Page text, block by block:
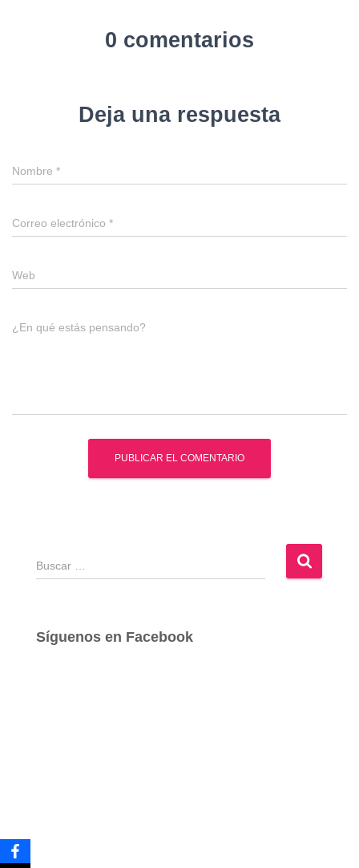
0 comentarios
Deja una respuesta
Nombre *
Correo electrónico *
Web
¿En qué estás pensando?
B
u
a
Síguenos en Facebook